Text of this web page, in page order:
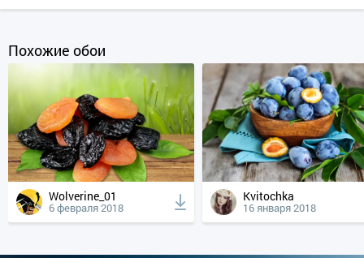
Похожие обои
Wolverine_01
6 февраля 2018
Kvitochka
16 января 2018